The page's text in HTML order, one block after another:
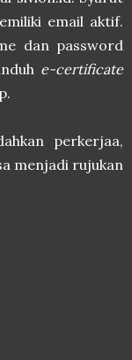
email aktif.
dan password
e-certificate
perkerjaa,
menjadi rujukan